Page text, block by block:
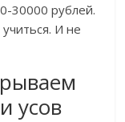
30000 рублей.
И не
усов